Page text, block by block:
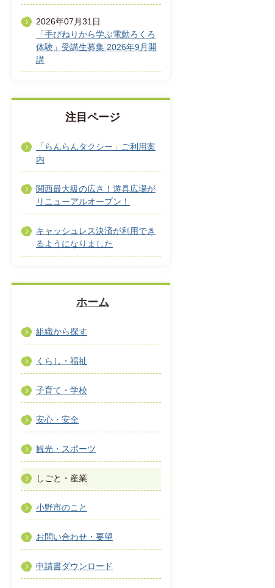
2026年07月31日
「手びねりから学ぶ電動ろくろ
体験」受講生募集 2026年9月開
講
注目ページ
「らんらんタクシー」ご利用案
内
関西最大級の広さ！遊具広場が
リニューアルオープン！
キャッシュレス決済が利用でき
るようになりました
ホーム
組織から探す
くらし・福祉
子育て・学校
安心・安全
観光・スポーツ
しごと・産業
小野市のこと
お問い合わせ・要望
申請書ダウンロード